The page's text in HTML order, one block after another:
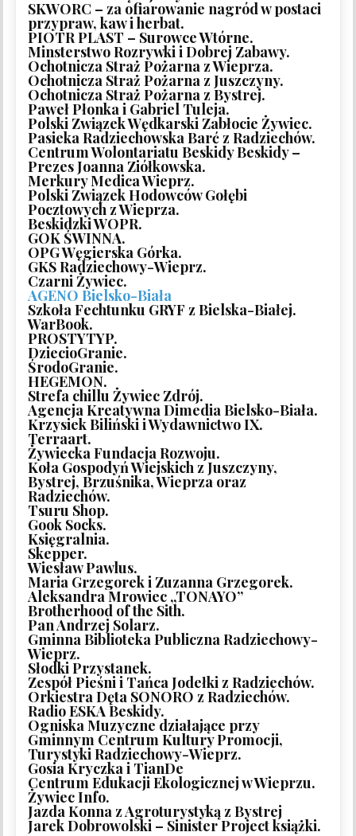
SKWORC – za ofiarowanie nagród w postaci
przypraw, kaw i herbat.
PIOTR PLAST – Surowce Wtórne.
Minsterstwo Rozrywki i Dobrej Zabawy.
Ochotnicza Straż Pożarna z Wieprza.
Ochotnicza Straż Pożarna z Juszczyny.
Ochotnicza Straż Pożarna z Bystrej.
Paweł Płonka i Gabriel Tuleja.
Polski Związek Wędkarski Zabłocie Żywiec.
Pasieka Radziechowska Barć z Radziechów.
Centrum Wolontariatu Beskidy Beskidy –
Prezes Joanna Ziółkowska.
Merkury Medica Wieprz.
Polski Związek Hodowców Gołębi
Pocztowych z Wieprza.
Beskidzki WOPR.
GOK ŚWINNA.
OPG Węgierska Górka.
GKS Radziechowy-Wieprz.
Czarni Żywiec.
AGENO Bielsko-Biała
Szkoła Fechtunku GRYF z Bielska-Białej.
WarBook.
PROSTYTYP.
DziecioGranie.
ŚrodoGranie.
HEGEMON.
Strefa chillu Żywiec Zdrój.
Agencja Kreatywna Dimedia Bielsko-Biała.
Krzysiek Biliński i Wydawnictwo IX.
Terraart.
Żywiecka Fundacja Rozwoju.
Koła Gospodyń Wiejskich z Juszczyny,
Bystrej, Brzuśnika, Wieprza oraz
Radziechów.
Tsuru Shop.
Gook Socks.
Księgralnia.
Skepper.
Wiesław Pawlus.
Maria Grzegorek i Zuzanna Grzegorek.
Aleksandra Mrowiec „TONAYO”
Brotherhood of the Sith.
Pan Andrzej Solarz.
Gminna Biblioteka Publiczna Radziechowy-
Wieprz.
Słodki Przystanek.
Zespół Pieśni i Tańca Jodełki z Radziechów.
Orkiestra Dęta SONORO z Radziechów.
Radio ESKA Beskidy.
Ogniska Muzyczne działające przy
Gminnym Centrum Kultury Promocji,
Turystyki Radziechowy-Wieprz.
Gosia Kryczka i TianDe
Centrum Edukacji Ekologicznej w Wieprzu.
Żywiec Info.
Jazda Konna z Agroturystyką z Bystrej
Jarek Dobrowolski – Sinister Project książki.